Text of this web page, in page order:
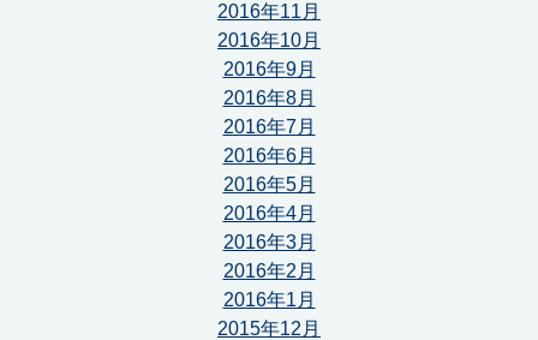
2016年11月
2016年10月
2016年9月
2016年8月
2016年7月
2016年6月
2016年5月
2016年4月
2016年3月
2016年2月
2016年1月
2015年12月